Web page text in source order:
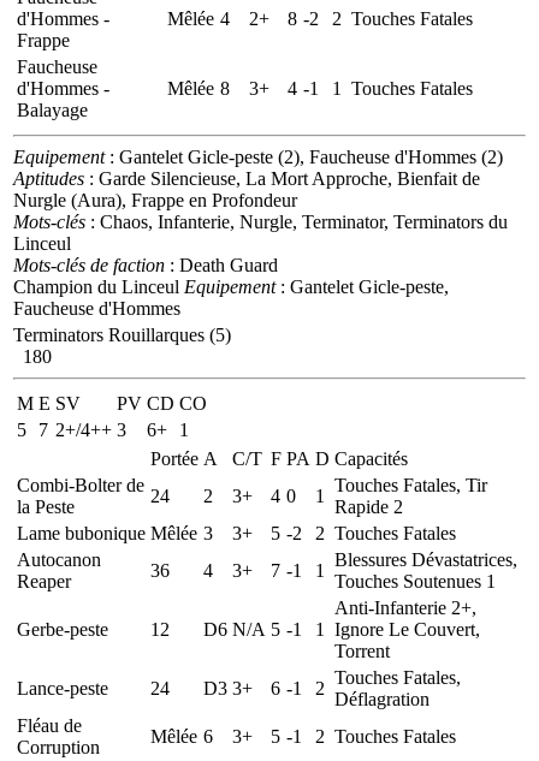
d'Hommes -
Frappe
Mêlée 4 2+ 8 -2 2 Touches Fatales
Faucheuse
d'Hommes -
Balayage
Mêlée 8 3+ 4 -1 1 Touches Fatales
Equipement: Gantelet Gicle-peste (2), Faucheuse d'Hommes (2)
Aptitudes : Garde Silencieuse, La Mort Approche, Bienfait de
Nurgle (Aura), Frappe en Profondeur
Mots-clés : Chaos, Infanterie, Nurgle, Terminator, Terminators du
Linceul
Mots-clés de faction : Death Guard
Champion du Linceul Equipement: Gantelet Gicle-peste,
Faucheuse d'Hommes
Terminators Rouillarques (5)
180
M E SV PV CD CO
5
7 2+/4++ 3 6+
1
Portée A C/T F PA D Capacités
Combi-Bolter de
la Peste
24 2 3+ 4 0 1
Touches Fatales, Tir
Rapide 2
Lame bubonique Mêlée 3 3+ 5 -2 2 Touches Fatales
Autocanon
Reaper
36 4 3+ 7 -1 1
Blessures Dévastatrices,
Touches Soutenues 1
Gerbe-peste 12 D6 N/A 5 -1 1
Anti-Infanterie 2+,
Ignore Le Couvert,
Torrent
Lance-peste
24 D3 3+ 6 -1 2
Touches Fatales,
Déflagration
Fléau de
Corruption
Mêlée 6 3+ 5 -1 2 Touches Fatales